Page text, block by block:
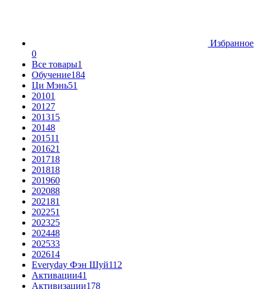
Избранное
0
Все товары1
Обучение184
Ци Мэнь51
20101
20127
201315
20148
201511
201621
201718
201818
201960
202088
202181
202251
202325
202448
202533
202614
Everyday Фэн Шуй112
Активации41
Активизации178